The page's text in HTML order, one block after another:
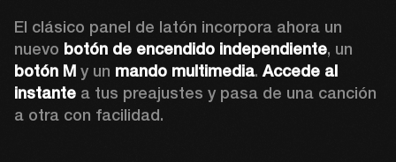
El clásico panel de latón incorpora ahora un
nuevo botón de encendido independiente
botón M y un mando multimedia. Accede al
instante a tus preajustes y pasa de una canción
a otra con facilidad.